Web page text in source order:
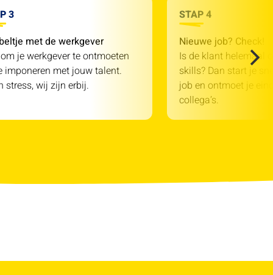
3
met de werkgever
je werkgever te ontmoeten
imponeren met jouw talent.
stress, wij zijn erbij.
STAP 4
Nieuwe job? Check!
Is de klant helemaal
skills? Dan start je
job en ontmoet je
collega’s.